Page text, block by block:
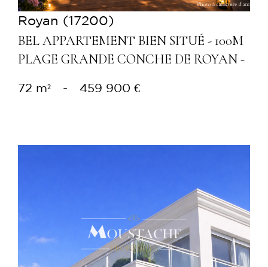
Royan (17200)
BEL APPARTEMENT BIEN SITUÉ - 100M
PLAGE GRANDE CONCHE DE ROYAN -
72 m² - 459 900 €
Voir le bien